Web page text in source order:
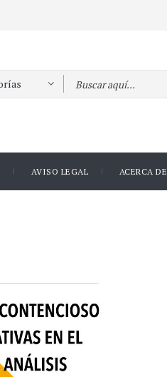
AVISO LEGAL ACERCA DE